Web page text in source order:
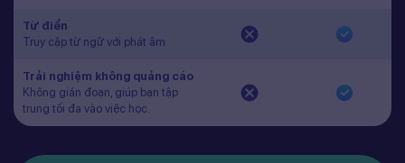
Từ điển
Truy cập từ ngữ với phát âm
Trải nghiệm không quảng cáo
Không gián đoạn, giúp bạn tập
trung tối đa vào việc học.